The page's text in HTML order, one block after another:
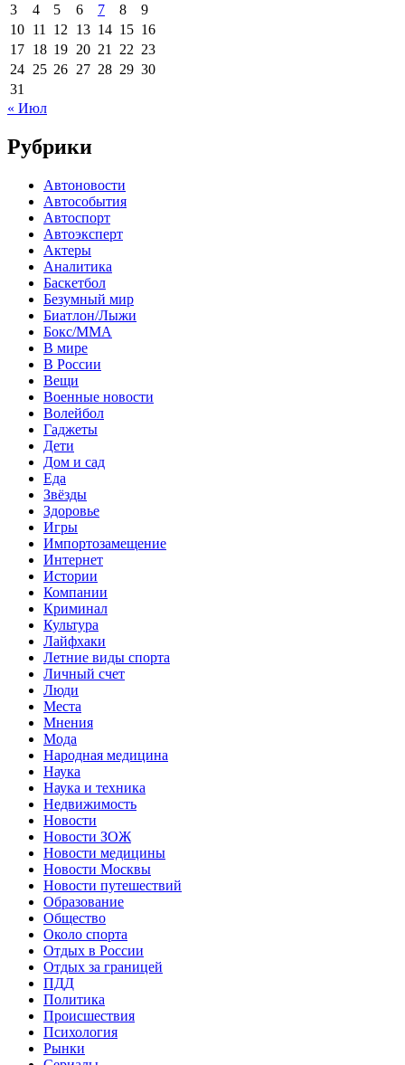
3
4 5 6 7 8
9
10 11 12 13 14 15 16
17 18 19 20 21 22 23
24 25 26 27 28 29 30
31
« Июл
Рубрики
Автоновости
Автособытия
Автоспорт
Автоэксперт
Актеры
Аналитика
Баскетбол
Безумный мир
Биатлон/Лыжи
Бокс/MMA
В мире
В России
Вещи
Военные новости
Волейбол
Гаджеты
Дети
Дом и сад
Еда
Звёзды
Здоровье
Игры
Импортозамещение
Интернет
Истории
Компании
Криминал
Культура
Лайфхаки
Летние виды спорта
Личный счет
Люди
Места
Мнения
Мода
Народная медицина
Наука
Наука и техника
Недвижимость
Новости
Новости ЗОЖ
Новости медицины
Новости Москвы
Новости путешествий
Образование
Общество
Около спорта
Отдых в России
Отдых за границей
ПДД
Политика
Происшествия
Психология
Рынки